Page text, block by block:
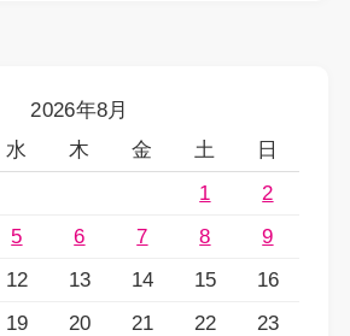
2026年8月
水 木 金 土
日
1
2
5 6 7 8
9
12 13 14 15
16
19 20 21 22
23